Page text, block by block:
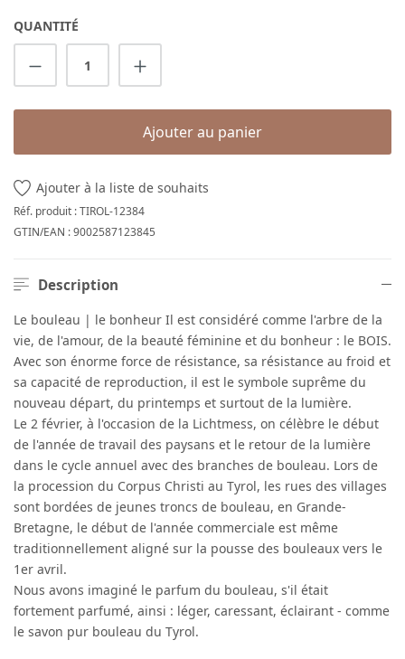
QUANTITÉ
Quantité de produit : Entrez la quantité
Ajouter au panier
Ajouter à la liste de souhaits
Réf. produit :TIROL-12384
GTIN/EAN :9002587123845
Description
Le bouleau | le bonheur Il est considéré comme l'arbre de la
vie, de l'amour, de la beauté féminine et du bonheur : le BOIS.
Avec son énorme force de résistance, sa résistance au froid et
sa capacité de reproduction, il est le symbole suprême du
nouveau départ, du printemps et surtout de la lumière.
Le 2 février, à l'occasion de la Lichtmess, on célèbre le début
de l'année de travail des paysans et le retour de la lumière
dans le cycle annuel avec des branches de bouleau. Lors de
la procession du Corpus Christi au Tyrol, les rues des villages
sont bordées de jeunes troncs de bouleau, en Grande-
Bretagne, le début de l'année commerciale est même
traditionnellement aligné sur la pousse des bouleaux vers le
1er avril.
Nous avons imaginé le parfum du bouleau, s'il était
fortement parfumé, ainsi : léger, caressant, éclairant - comme
le savon pur bouleau du Tyrol.